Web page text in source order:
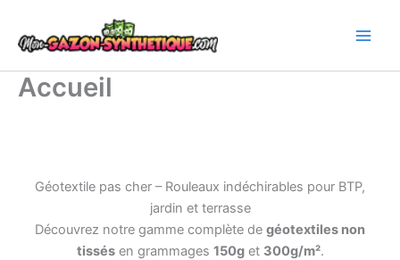
contenu
Accueil
Géotextile pas cher – Rouleaux indéchirables pour BTP,
jardin et terrasse
Découvrez notre gamme complète de géotextiles non
tissésen grammages 150get 300g/m².